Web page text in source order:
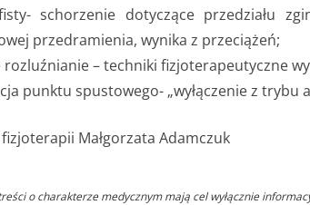
schorzenie dotyczące przedziału
przedramienia, wynika z przeciążeń;
– techniki fizjoterapeutyczne
punktu spustowego- „wyłączenie z trybu
Małgorzata Adamczuk
o charakterze medycznym mają cel wyłącznie